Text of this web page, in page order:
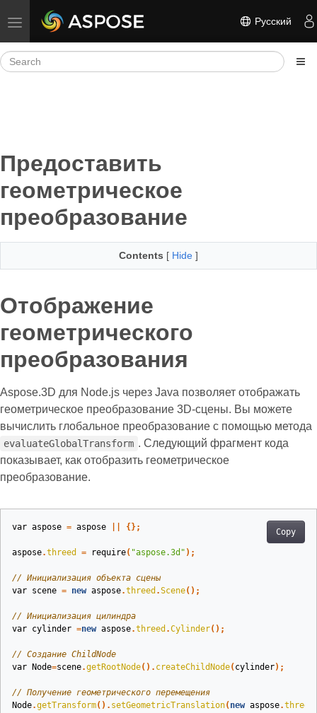
Toggle navigation Русский
Предоставить
геометрическое
преобразование
Contents [ Hide ]
Отображение
геометрического
преобразования
Aspose.3D для Node.js через Java позволяет отображать
геометрическое преобразование 3D-сцены. Вы можете
вычислить глобальное преобразование с помощью метода
evaluateGlobalTransform . Следующий фрагмент кода
показывает, как отобразить геометрическое
преобразование.
Copy
var aspose = aspose {};
aspose.threed = require( "aspose.3d" );
// Инициализация объекта сцены
var scene = new aspose.threed .Scene();
// Инициализация цилиндра
var cylinder =new aspose.threed .Cylinder();
// Создание ChildNode
var
Node=scene.getRootNode(). createChildNode( cylinder);
// Получение геометрического перемещения
Node.getTransform(). setGeometricTranslation( new aspose.threed